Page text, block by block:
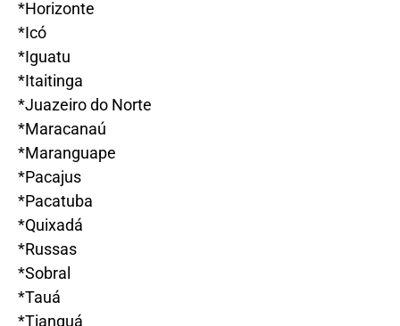
*Horizonte
*Icó
*Iguatu
*Itaitinga
*Juazeiro do Norte
*Maracanaú
*Maranguape
*Pacajus
*Pacatuba
*Quixadá
*Russas
*Sobral
*Tauá
*Tianguá